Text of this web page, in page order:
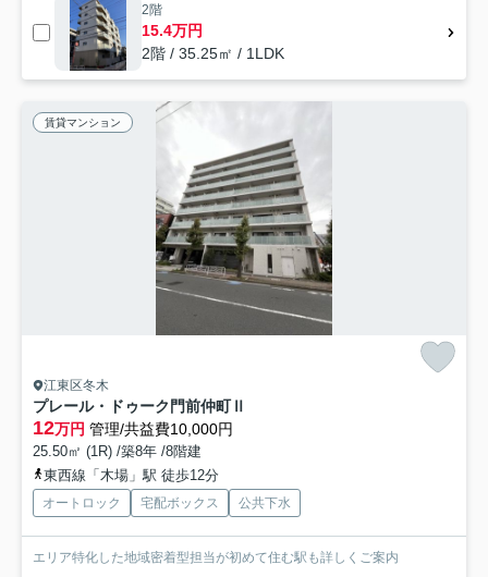
2階
15.4万円
2階 / 35.25㎡ / 1LDK
賃貸マンション
江東区冬木
プレール・ドゥーク門前仲町Ⅱ
12万円 管理/共益費10,000円
25.50㎡ (1R) /築8年 /8階建
東西線「木場」駅 徒歩12分
オートロック 宅配ボックス 公共下水
エリア特化した地域密着型担当が初めて住む駅も詳しくご案内